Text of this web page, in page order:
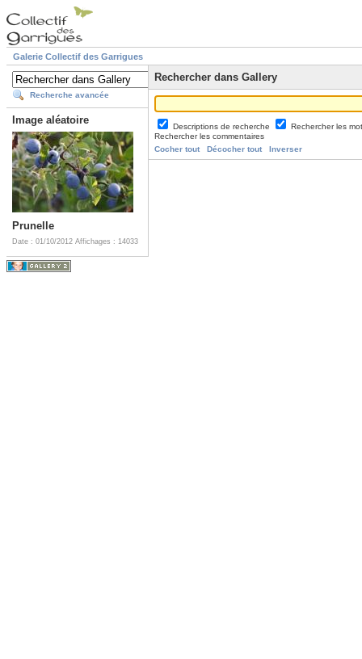
Galerie Collectif des Garrigues
Recherche avancée
Image aléatoire
Prunelle
Date : 01/10/2012 Affichages : 14033
Rechercher dans Gallery
Descriptions de recherche
Rechercher les
Rechercher les commentaires
Cocher tout
Décocher tout Inverser